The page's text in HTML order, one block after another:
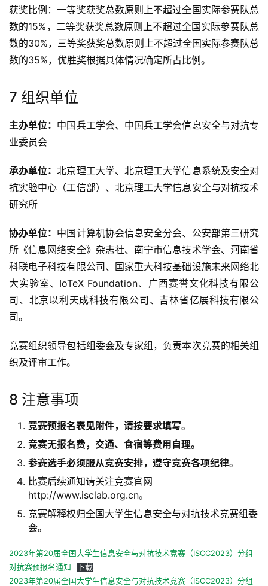
获奖比例：一等奖获奖总数原则上不超过全国实际参赛队总
数的15%，二等奖获奖总数原则上不超过全国实际参赛队总
数的30%，三等奖获奖总数原则上不超过全国实际参赛队总
数的35%，优胜奖根据具体情况确定所占比例。
7 组织单位
主办单位： 中国兵工学会、中国兵工学会信息安全与对抗专
业委员会
承办单位：北京理工大学、北京理工大学信息系统及安全对
抗实验中心（工信部）、北京理工大学信息安全与对抗技术
研究所
协办单位： 中国计算机协会信息安全分会、公安部第三研究
所《信息网络安全》杂志社、南宁市信息技术学会、河南省
科联电子科技有限公司、国家重大科技基础设施未来网络北
大实验室、IoTeX Foundation、广西赛誉文化科技有限公
司、北京以利天成科技有限公司、吉林省亿展科技有限公
司。
竞赛组织领导包括组委会及专家组，负责本次竞赛的相关组
织及评审工作。
8 注意事项
竞赛预报名表见附件，请按要求填写。
竞赛无报名费，交通、食宿等费用自理。
参赛选手必须服从竞赛安排，遵守竞赛各项纪律。
比赛后续通知请关注竞赛官网
http://www.isclab.org.cn。
竞赛解释权归全国大学生信息安全与对抗技术竞赛组委
会。
2023年第20届全国大学生信息安全与对抗技术竞赛（ISCC2023）分组
对抗赛预报名通知
下载
2023年第20届全国大学生信息安全与对抗技术竞赛（ISCC2023）分组